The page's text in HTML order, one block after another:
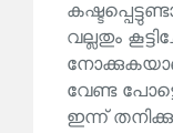
വല്ലതും
വേണ്ട
ഇന്ന് തനിക്കു